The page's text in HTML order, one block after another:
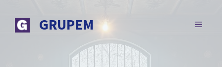
contenu
GRUPEM MENU